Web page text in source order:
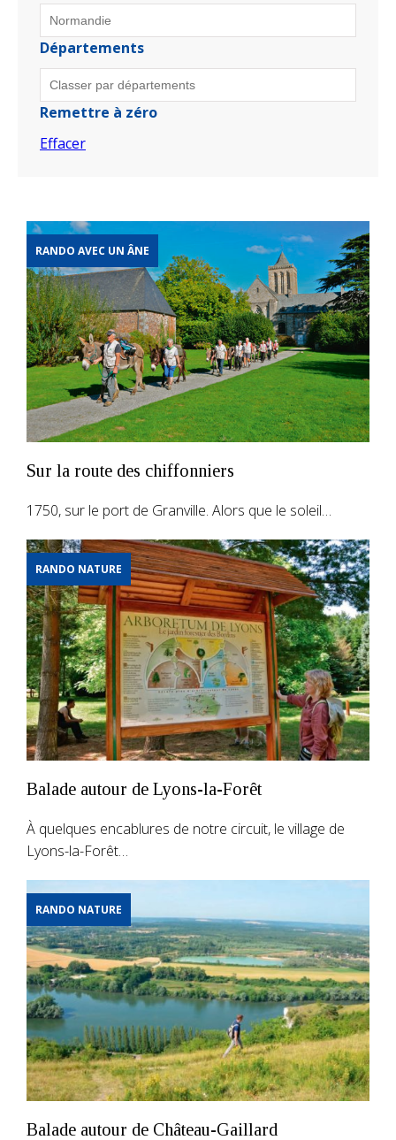
Départements
Remettre à zéro
Effacer
RANDO AVEC UN ÂNE
Sur la route des chiffonniers
1750, sur le port de Granville. Alors que le soleil…
RANDO NATURE
Balade autour de Lyons-la-Forêt
À quelques encablures de notre circuit, le village de
Lyons-la-Forêt…
RANDO NATURE
Balade autour de Château-Gaillard